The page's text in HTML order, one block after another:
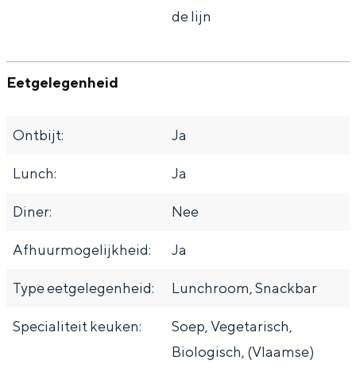
de lijn
Eetgelegenheid
Ontbijt: Ja
Lunch: Ja
Diner: Nee
Afhuurmogelijkheid: Ja
Type eetgelegenheid: Lunchroom, Snackbar
Specialiteit keuken:
Soep, Vegetarisch,
Biologisch, (Vlaamse)